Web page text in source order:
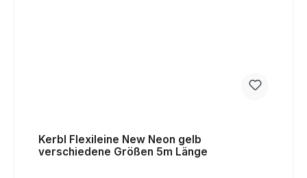
Kerbl Flexileine New Neon gelb
verschiedene Größen 5m Länge